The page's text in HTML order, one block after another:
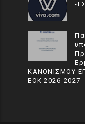
-
ΚΑΝΟΝΙΣΜΟΥ
ΕΟΚ 2026-2027